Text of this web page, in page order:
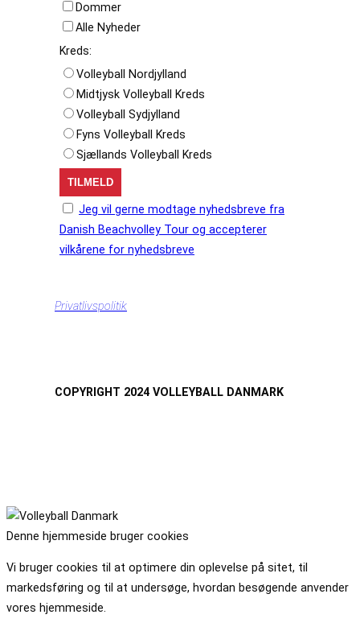
Dommer
Alle Nyheder
Kreds:
Volleyball Nordjylland
Midtjysk Volleyball Kreds
Volleyball Sydjylland
Fyns Volleyball Kreds
Sjællands Volleyball Kreds
Jeg vil gerne modtage nyhedsbreve fra
Danish Beachvolley Tour og accepterer
vilkårene for nyhedsbreve
Privatlivspolitik
COPYRIGHT 2024 VOLLEYBALL DANMARK
Denne hjemmeside bruger cookies
Vi bruger cookies til at optimere din oplevelse på sitet, til
markedsføring og til at undersøge, hvordan besøgende anvender
vores hjemmeside.